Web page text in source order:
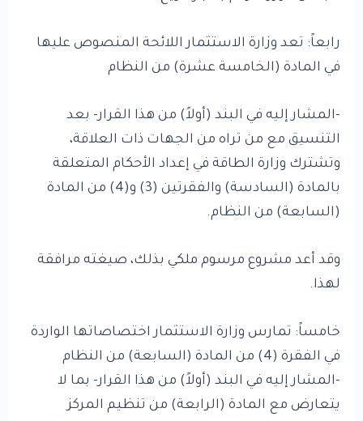
رابعاً: تعد وزارة الاستثمار اللائحة المنصوص عليها
في المادة (الخامسة عشرة) من النظام
-المشار إليه في البند (أولاً) من هذا القرار- بعد
التنسيق مع من تراه من الجهات ذات العلاقة،
وتشترك وزارة الطاقة في إعداد الأحكام المتعلقة
بالمادة (السادسة) والفقرتين (3) و(4) من المادة
(السابعة) من النظام.
وقد أعد مشروع مرسوم ملكي بذلك، صيغته مرافقة
لهذا.
خامساً: تمارس وزارة الاستثمار اختصاصاتها الواردة
في الفقرة (4) من المادة (السابعة) من النظام
-المشار إليه في البند (أولاً) من هذا القرار- بما لا
يتعارض مع المادة (الرابعة) من تنظيم المركز